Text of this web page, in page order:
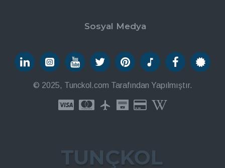
Sosyal Medya
© 2025, Tunckol.com Tarafından Yapılmıştır.
TUNÇKOL